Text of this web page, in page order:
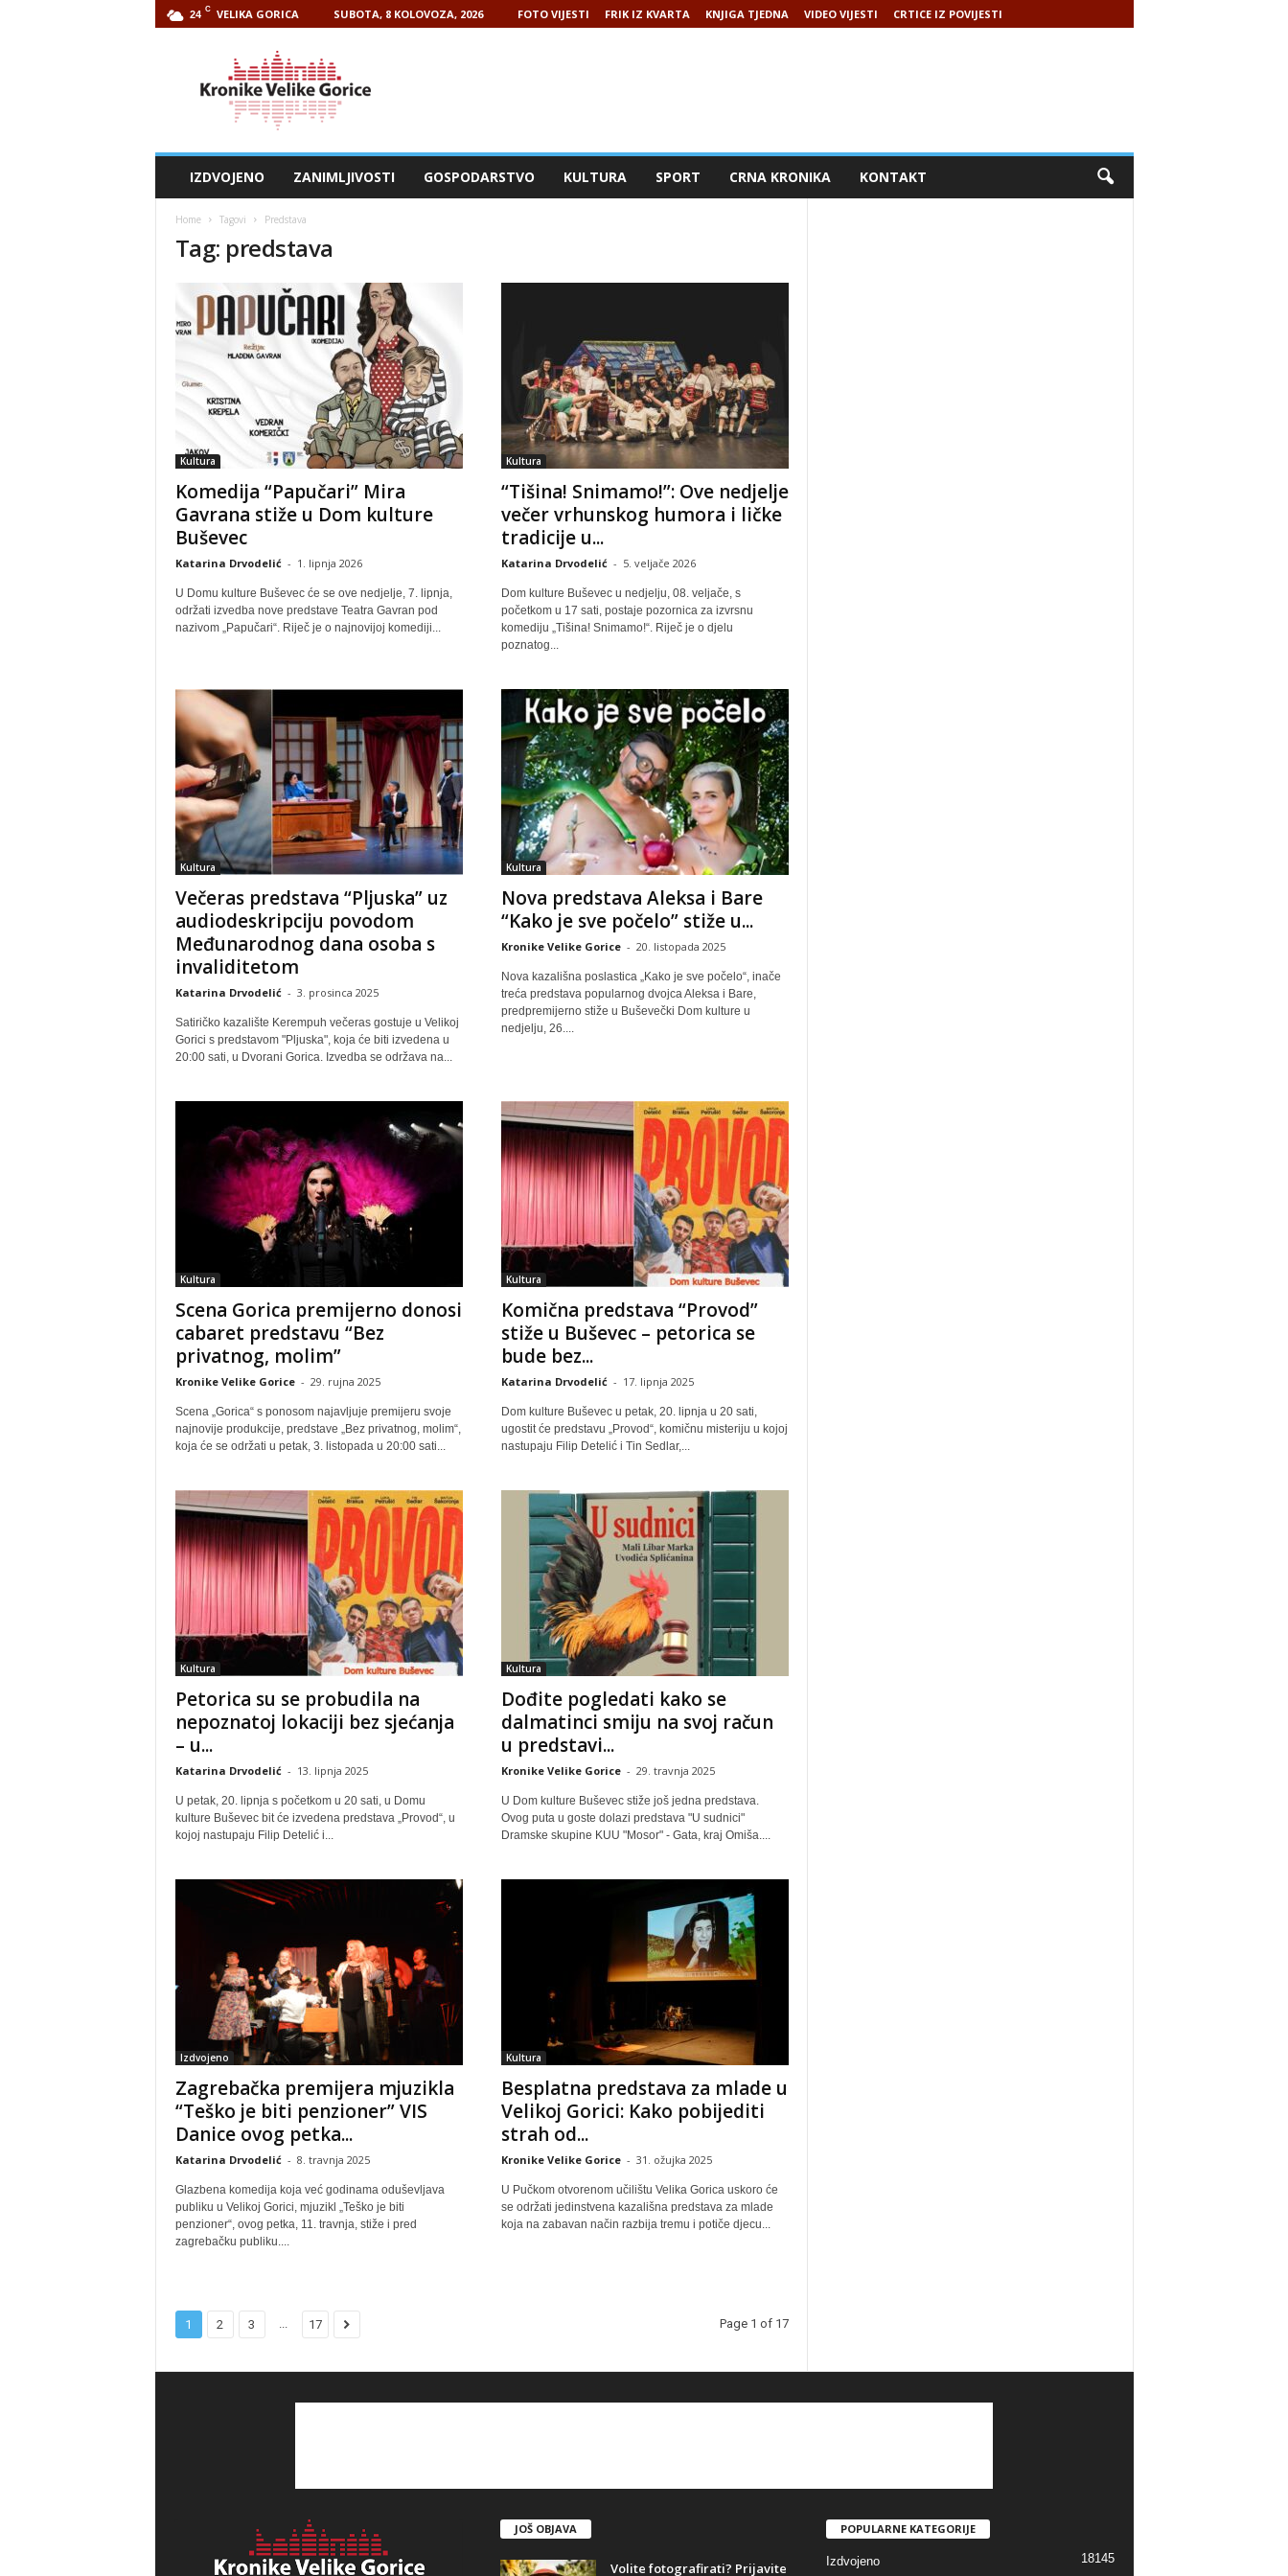
24 C VELIKA GORICA SUBOTA, 8 KOLOVOZA, 2026 FOTO VIJESTI FRIK IZ KVARTA KNJIGA TJEDNA VIDEO VIJESTI CRTICE IZ POVIJESTI
IZDVOJENO ZANIMLJIVOSTI GOSPODARSTVO KULTURA SPORT CRNA KRONIKA KONTAKT
Home Tagovi Predstava
Tag: predstava
Kultura
Komedija “Papučari” Mira
Gavrana stiže u Dom kulture
Buševec
Katarina Drvodelić - 1. lipnja 2026
U Domu kulture Buševec će se ove nedjelje, 7. lipnja,
održati izvedba nove predstave Teatra Gavran pod
nazivom „Papučari“. Riječ je o najnovijoj komediji...
Kultura
“Tišina! Snimamo!”: Ove nedjelje
večer vrhunskog humora i ličke
tradicije u...
Katarina Drvodelić - 5. veljače 2026
Dom kulture Buševec u nedjelju, 08. veljače, s
početkom u 17 sati, postaje pozornica za izvrsnu
komediju „Tišina! Snimamo!“. Riječ je o djelu
poznatog...
Kultura
Večeras predstava “Pljuska” uz
audiodeskripciju povodom
Međunarodnog dana osoba s
invaliditetom
Katarina Drvodelić - 3. prosinca 2025
Satiričko kazalište Kerempuh večeras gostuje u Velikoj
Gorici s predstavom "Pljuska", koja će biti izvedena u
20:00 sati, u Dvorani Gorica. Izvedba se održava na...
Kultura
Nova predstava Aleksa i Bare
“Kako je sve počelo” stiže u...
Kronike Velike Gorice - 20. listopada 2025
Nova kazališna poslastica „Kako je sve počelo“, inače
treća predstava popularnog dvojca Aleksa i Bare,
predpremijerno stiže u Buševečki Dom kulture u
nedjelju, 26....
Kultura
Scena Gorica premijerno donosi
cabaret predstavu “Bez
privatnog, molim”
Kronike Velike Gorice - 29. rujna 2025
Scena „Gorica“ s ponosom najavljuje premijeru svoje
najnovije produkcije, predstave „Bez privatnog, molim“,
koja će se održati u petak, 3. listopada u 20:00 sati...
Kultura
Komična predstava “Provod”
stiže u Buševec – petorica se
bude bez...
Katarina Drvodelić - 17. lipnja 2025
Dom kulture Buševec u petak, 20. lipnja u 20 sati,
ugostit će predstavu „Provod“, komičnu misteriju u kojoj
nastupaju Filip Detelić i Tin Sedlar,...
Kultura
Petorica su se probudila na
nepoznatoj lokaciji bez sjećanja
– u...
Katarina Drvodelić - 13. lipnja 2025
U petak, 20. lipnja s početkom u 20 sati, u Domu
kulture Buševec bit će izvedena predstava „Provod“, u
kojoj nastupaju Filip Detelić i...
Kultura
Dođite pogledati kako se
dalmatinci smiju na svoj račun
u predstavi...
Kronike Velike Gorice - 29. travnja 2025
U Dom kulture Buševec stiže još jedna predstava.
Ovog puta u goste dolazi predstava "U sudnici"
Dramske skupine KUU "Mosor" - Gata, kraj Omiša....
Izdvojeno
Zagrebačka premijera mjuzikla
“Teško je biti penzioner” VIS
Danice ovog petka...
Katarina Drvodelić - 8. travnja 2025
Glazbena komedija koja već godinama oduševljava
publiku u Velikoj Gorici, mjuzikl „Teško je biti
penzioner“, ovog petka, 11. travnja, stiže i pred
zagrebačku publiku....
Kultura
Besplatna predstava za mlade u
Velikoj Gorici: Kako pobijediti
strah od...
Kronike Velike Gorice - 31. ožujka 2025
U Pučkom otvorenom učilištu Velika Gorica uskoro će
se održati jedinstvena kazališna predstava za mlade
koja na zabavan način razbija tremu i potiče djecu...
1 2 3 ... 17 Page 1 of 17
JOŠ OBJAVA
Volite fotografirati? Prijavite
POPULARNE KATEGORIJE
Izdvojeno 18145